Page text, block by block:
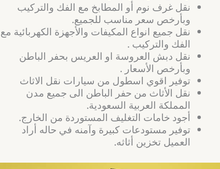
نقل غرف نوم أو المطابخ مع الفك والتركيب
وبأرخص سعر مناسب للجميع.
نقل جميع انواع المكيفات والأجهزة الكهربائية مع
الفك والتركيب .
نقل دبش العروسة او العريس بحفر الباطن
وبأرخص الأسعار .
توفير اقوي اسطول من سيارات نقل الاثاث
نقل الأثاث من حفر الباطن الى جميع مدن
المملكة العربية السعودية.
أجود خامات التغليف المستوردة من الخارج.
توفير مستودعات كبيرة وآمنه في حاله أراد
العميل تخزين أثاثه.